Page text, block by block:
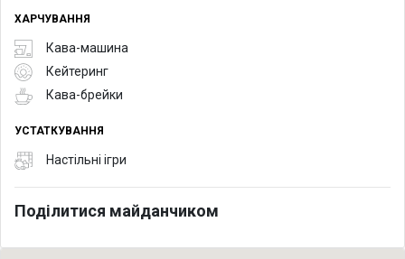
ХАРЧУВАННЯ
Кава-машина
Кейтеринг
Кава-брейки
УСТАТКУВАННЯ
Настільні ігри
Поділитися майданчиком